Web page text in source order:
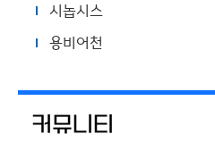
시놉시스
용비어천
커뮤니티